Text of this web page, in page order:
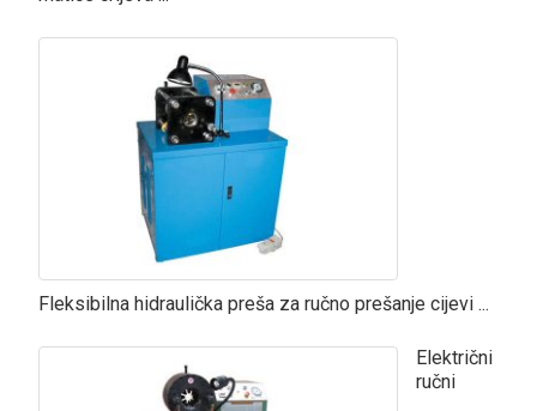
Fleksibilna hidraulička preša za ručno prešanje cijevi ...
Električni
ručni